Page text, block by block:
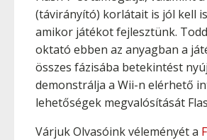
(távirányító) korlátait is jól kell
amikor játékot fejlesztünk.
oktató ebben az anyagban a
összes fázisába betekintést
demonstrálja a Wii-n elérhető
lehetőségek megvalósítását
Várjuk Olvasóink véleményét a